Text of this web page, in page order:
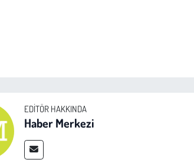
EDITÖR HAKKINDA
Haber Merkezi